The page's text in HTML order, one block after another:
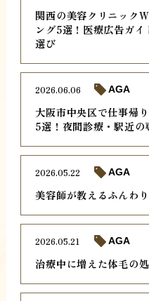
関西の美容クリニック
ング5選！医療広告ガ
選び
大阪市中央区で仕事帰
5選！夜間診療・駅近の
2026.06.06 AGA
美容師が教えるふんわ
2026.05.22 AGA
治療中に増えた体毛の
2026.05.21 AGA